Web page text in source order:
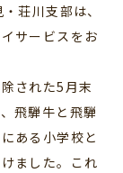
荘川支部は、
サービスをお
された5月末
飛騨牛と飛騨
ある小学校と
ました。これ